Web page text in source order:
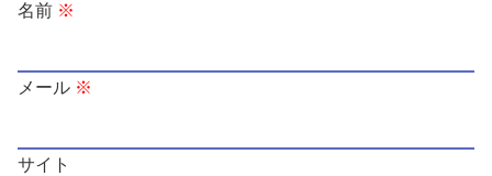
名前 ※
メール ※
サイト